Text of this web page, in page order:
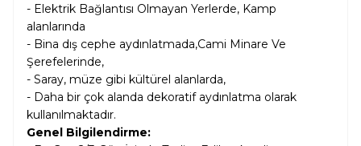
- Elektrik Bağlantısı Olmayan Yerlerde, Kamp
alanlarında
- Bina dış cephe aydınlatmada,Cami Minare Ve
Şerefelerinde,
- Saray, müze gibi kültürel alanlarda,
- Daha bir çok alanda dekoratif aydınlatma olarak
kullanılmaktadır.
Genel Bilgilendirme: